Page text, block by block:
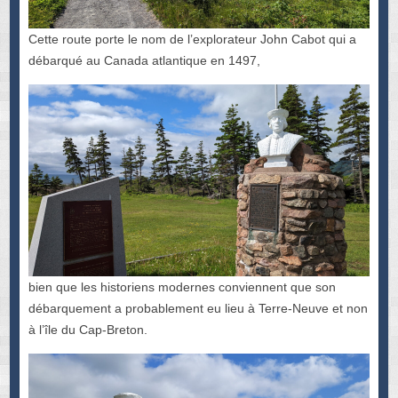
Cette route porte le nom de l’explorateur John Cabot qui a
débarqué au Canada atlantique en 1497,
bien que les historiens modernes conviennent que son
débarquement a probablement eu lieu à Terre-Neuve et non
à l’île du Cap-Breton.